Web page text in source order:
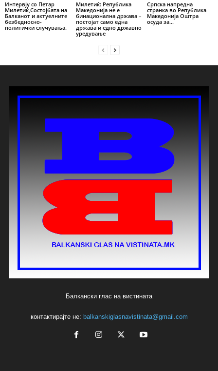
Интервју со Петар
Милетиќ,Состојбата на
Балканот и актуелните
безбедносно-
политички случувања.
Милетиќ: Република
Македонија не е
бинационална држава –
постојат само една
држава и едно државно
уредување
Српска напредна
странка во Република
Македонија Оштра
осуда за...
Балкански глас на вистината
контактирајте не: balkanskiglasnavistinata@gmail.com